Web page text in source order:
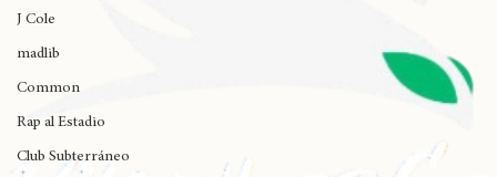
Wynne
J Cole
madlib
Common
Rap al Estadio